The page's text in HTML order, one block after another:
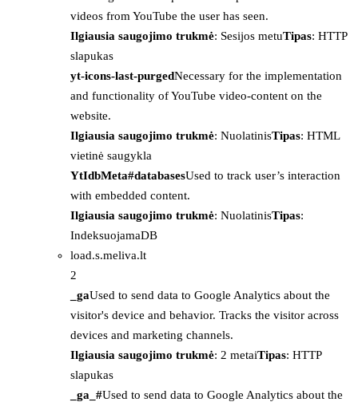
videos from YouTube the user has seen.
Ilgiausia saugojimo trukmė: Sesijos metuTipas: HTTP
slapukas
yt-icons-last-purgedNecessary for the implementation
and functionality of YouTube video-content on the
website.
Ilgiausia saugojimo trukmė: NuolatinisTipas: HTML
vietinė saugykla
YtIdbMeta#databasesUsed to track user’s interaction
with embedded content.
Ilgiausia saugojimo trukmė: NuolatinisTipas:
IndeksuojamaDB
load.s.meliva.lt
2
_gaUsed to send data to Google Analytics about the
visitor's device and behavior. Tracks the visitor across
devices and marketing channels.
Ilgiausia saugojimo trukmė: 2 metaiTipas: HTTP
slapukas
_ga_#Used to send data to Google Analytics about the